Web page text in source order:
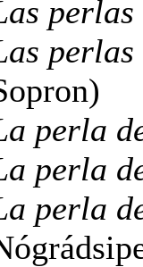
perla
perla
perla